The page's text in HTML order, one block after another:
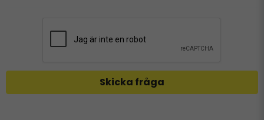
Skicka fråga